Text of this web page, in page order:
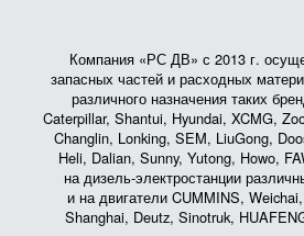
Компания «РС ДВ» с 2013 г.
запасных частей и расходных
различного назначения таких
Caterpillar, Shantui, Hyundai, XCMG,
Changlin, Lonking, SEM, LiuGong,
Heli, Dalian, Sunny, Yutong, Howo,
на дизель-электростанции
и на двигатели CUMMINS,
Shanghai, Deutz, Sinotruk,